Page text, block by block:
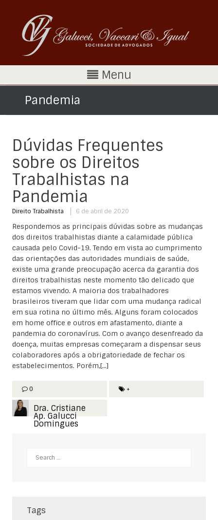
Menu
Pandemia
Dúvidas Frequentes
sobre os Direitos
Trabalhistas na
Pandemia
Direito Trabalhista 6 de abril de 2020
Respondemos as principais dúvidas sobre as mudanças
dos direitos trabalhistas diante a calamidade pública
causada pelo Covid-19. Tendo em vista ao cumprimento
das orientações das autoridades mundiais de saúde,
existe uma grande preocupação acerca da garantia dos
direitos trabalhistas neste momento tão delicado que
estamos vivendo. A maioria dos trabalhadores
brasileiros tiveram que lidar com uma mudança radical
em sua rotina no último mês. Alguns foram colocados
em home office e outros em afastamento, diante a
pandemia do coronavírus. Com o avanço desenfreado da
doença, muitas empresas começaram a dispensar seus
colaboradores após a obrigatoriedade de fechar os
estabelecimentos. Porém,[...]
0 +
Dra. Cristiane
Ap. Galucci
Domingues
Search
Tags